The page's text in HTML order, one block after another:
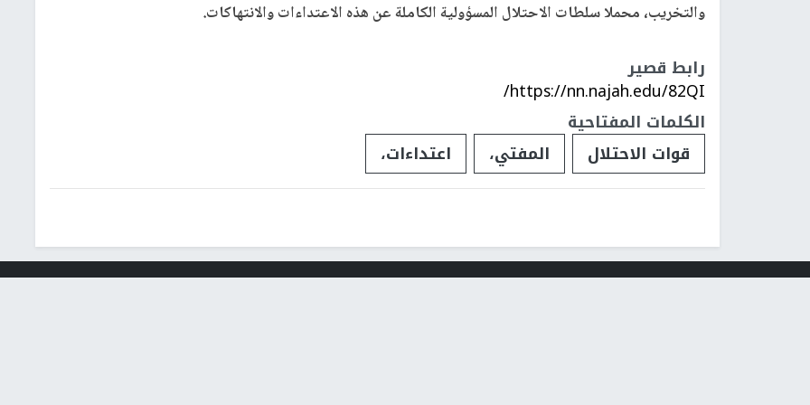
والتخريب، محملا سلطات الاحتلال المسؤولية الكاملة عن هذه الاعتداءات والانتهاكات.
رابط قصير
https://nn.najah.edu/82QI/
الكلمات المفتاحية
قوات الاحتلال
المفتي، اعتداءات،